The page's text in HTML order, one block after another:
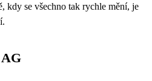
kdy se všechno tak rychle mění, je